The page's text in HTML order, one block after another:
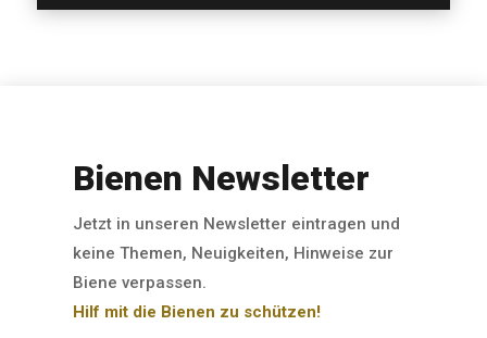
Bienen Newsletter
Jetzt in unseren Newsletter eintragen und
keine Themen, Neuigkeiten, Hinweise zur
Biene verpassen.
Hilf mit die Bienen zu schützen!